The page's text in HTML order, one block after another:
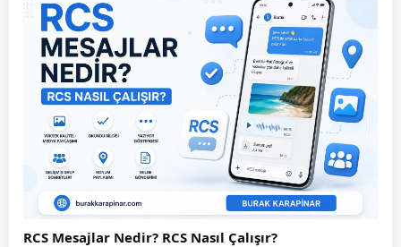
RCS Mesajlar Nedir? RCS Nasıl Çalışır?